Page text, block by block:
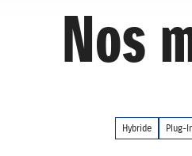
Nos
Hybride Plug-